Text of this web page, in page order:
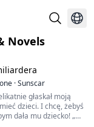
Novels
·Sunscar
głaskał moją
dzieci. I chcę, żebyś
dała mu dziecko! „W